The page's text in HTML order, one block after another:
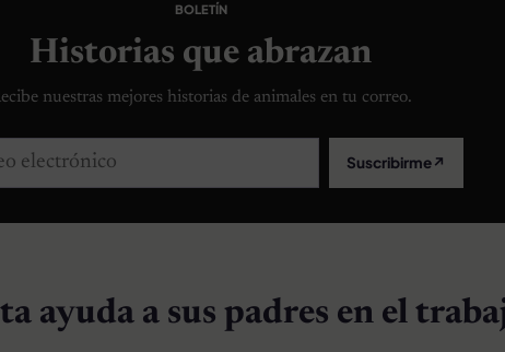
BOLETÍN
Historias que abrazan
nuestras mejores historias de animales en tu correo.
electrónico Suscribirme↗
ayuda a sus padres en el